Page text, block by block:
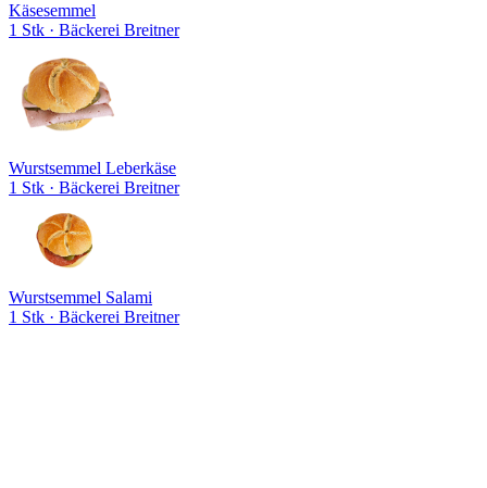
Käsesemmel
1 Stk · Bäckerei Breitner
Wurstsemmel Leberkäse
1 Stk · Bäckerei Breitner
Wurstsemmel Salami
1 Stk · Bäckerei Breitner